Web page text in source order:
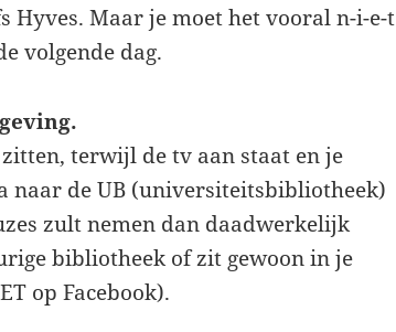
Hyves. Maar je moet het vooral n-i-e-t
volgende dag.
terwijl de tv aan staat en je
naar de UB (universiteitsbibliotheek)
zult nemen dan daadwerkelijk
bibliotheek of zit gewoon in je
op Facebook).